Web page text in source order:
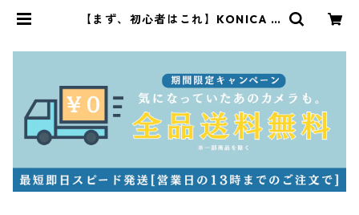
【まず、初心者はこれ】KONICA Z
ドレンズ専門店